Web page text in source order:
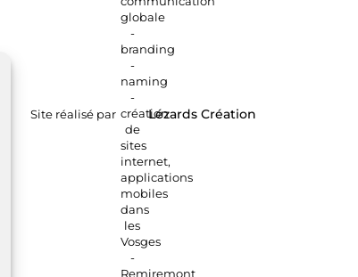
Site réalisé par Lézards Création